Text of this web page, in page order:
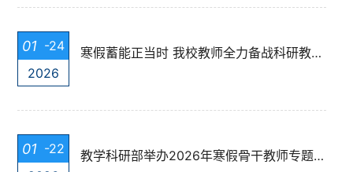
01 -24
2026
寒假蓄能正当时 我校教师全力备战科研教学“双赛道”
01 -22
教学科研部举办2026年寒假骨干教师专题培训